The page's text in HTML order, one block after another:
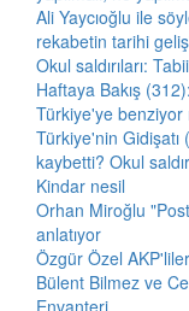
Ali Yaycıoğlu ile
rekabetin tarihi
Okul saldırıları:
Haftaya Bakış
Türkiye'ye benziyor
Türkiye'nin
kaybetti? Okul
Kindar nesil
Orhan Miroğlu
anlatıyor
Özgür Özel
Bülent Bilmez ve
Envanteri